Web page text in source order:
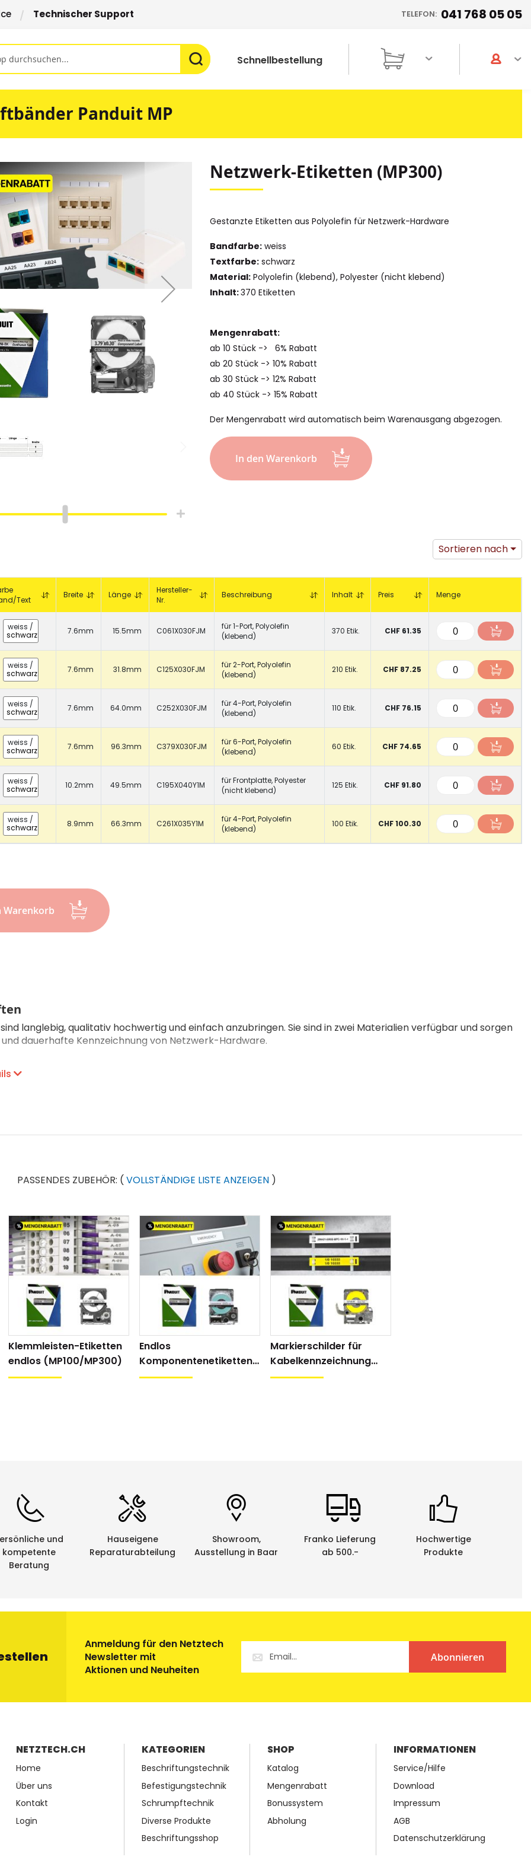
Technischer Support TELEFON: 041 768 05 05
Schnellbestellung
Schrumpfschlauch
(2:1)
Panduit MP
Netzwerk-Etiketten (MP300)
Gestanzte Etiketten aus Polyolefin für Netzwerk-Hardware
Bandfarbe:weiss
Textfarbe:schwarz
Material:Polyolefin (klebend), Polyester (nicht klebend)
Inhalt:370 Etiketten
Mengenrabatt:
ab 10 Stück -> 6% Rabatt
ab 20 Stück -> 10% Rabatt
ab 30 Stück -> 12% Rabatt
ab 40 Stück -> 15% Rabatt
Der Mengenrabatt wird automatisch beim Warenausgang abgezogen.
In den Warenkorb
Sortieren nach
Text
Breite Länge
Hersteller-
Nr.
Beschreibung Inhalt Preis Menge
weiss /
schwarz
7.6mm 15.5mm C061X030FJM
für 1-Port, Polyolefin
(klebend)
370 Etik. CHF 61.35
weiss /
schwarz
7.6mm 31.8mm C125X030FJM
für 2-Port, Polyolefin
(klebend)
210 Etik. CHF 87.25
weiss /
schwarz
7.6mm 64.0mm C252X030FJM
für 4-Port, Polyolefin
(klebend)
110 Etik. CHF 76.15
weiss /
schwarz
7.6mm 96.3mm C379X030FJM
für 6-Port, Polyolefin
(klebend)
60 Etik. CHF 74.65
weiss /
schwarz
10.2mm 49.5mm C195X040Y1M
für Frontplatte, Polyester
(nicht klebend)
125 Etik. CHF 91.80
weiss /
schwarz
8.9mm 66.3mm C261X035Y1M
für 4-Port, Polyolefin
(klebend)
100 Etik. CHF 100.30
Warenkorb
langlebig, qualitativ hochwertig und einfach anzubringen. Sie sind in zwei Materialien verfügbar und sorgen
dauerhafte Kennzeichnung von Netzwerk-Hardware.
Beständigkeit: mittel
von Netztech haben die Gelegenheit, die von uns bezogenen Schriftbandkassetten durch uns entsorgen zu
Kassetten werden im Auftrag von Netztech von einem schweizerischen Behindertenwerk zerlegt und die
Wiederverwertung zugeführt. Eine saubere und umweltfreundliche Sache.
PASSENDES ZUBEHÖR: (VOLLSTÄNDIGE LISTE ANZEIGEN )
Klemmleisten-Etiketten
endlos (MP100/MP300)
Endlos
Komponentenetiketten
(MP300)
Markierschilder für
Kabelkennzeichnung
(MP300)
und
kompetente
Beratung
Hauseigene
Reparaturabteilung
Showroom,
Ausstellung in Baar
Franko Lieferung
ab 500.-
Hochwertige
Produkte
Anmeldung für den Netztech
Newsletter mit
Aktionen und Neuheiten
Abonnieren
NETZTECH.CH
Home
Über uns
Kontakt
Login
KATEGORIEN
Beschriftungstechnik
Befestigungstechnik
Schrumpftechnik
Diverse Produkte
Beschriftungsshop
SHOP
Katalog
Mengenrabatt
Bonussystem
Abholung
INFORMATIONEN
Service/Hilfe
Download
Impressum
AGB
Datenschutzerklärung